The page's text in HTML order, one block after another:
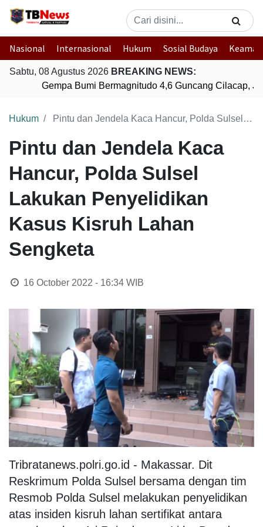
Nasional Internasional Hukum Sosial Budaya
Sabtu, 08 Agustus 2026 BREAKING NEWS:
Gempa Bumi Bermagnitudo 4,6 Guncang Cilacap,
Hukum Pintu dan Jendela Kaca Hancur, Polda Sulsel Lakukan Penyelidikan Kasus Kisruh Lahan Sengketa
Pintu dan Jendela Kaca
Hancur, Polda Sulsel
Lakukan Penyelidikan
Kasus Kisruh Lahan
Sengketa
16 October 2022 - 16:34WIB
Tribratanews.polri.go.id - Makassar. Dit
Reskrimum Polda Sulsel bersama dengan tim
Resmob Polda Sulsel melakukan penyelidikan
atas insiden kisruh lahan sertifikat antara